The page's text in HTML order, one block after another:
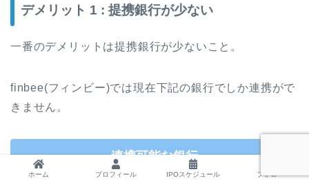
デメリット 1 : 提携銀行が少ない
一番のデメリットは提携銀行が少ないこと。
finbee(フィンビー)では現在下記の銀行でしか連携がで
きません。
連携可能な銀行
ホーム プロフィール IPOスケジュール フォロー